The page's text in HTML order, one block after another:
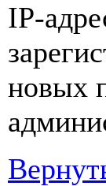
IP-
новых